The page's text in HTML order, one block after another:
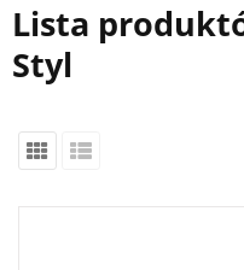
Lista
Styl